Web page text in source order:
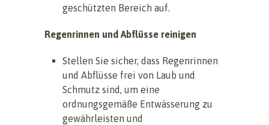
geschützten Bereich auf.
Regenrinnen und Abflüsse reinigen
Stellen Sie sicher, dass Regenrinnen
und Abflüsse frei von Laub und
Schmutz sind, um eine
ordnungsgemäße Entwässerung zu
gewährleisten und